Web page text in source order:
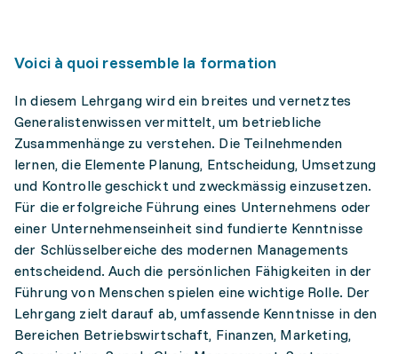
Voici à quoi ressemble la formation
In diesem Lehrgang wird ein breites und vernetztes
Generalistenwissen vermittelt, um betriebliche
Zusammenhänge zu verstehen. Die Teilnehmenden
lernen, die Elemente Planung, Entscheidung, Umsetzung
und Kontrolle geschickt und zweckmässig einzusetzen.
Für die erfolgreiche Führung eines Unternehmens oder
einer Unternehmenseinheit sind fundierte Kenntnisse
der Schlüsselbereiche des modernen Managements
entscheidend. Auch die persönlichen Fähigkeiten in der
Führung von Menschen spielen eine wichtige Rolle. Der
Lehrgang zielt darauf ab, umfassende Kenntnisse in den
Bereichen Betriebswirtschaft, Finanzen, Marketing,